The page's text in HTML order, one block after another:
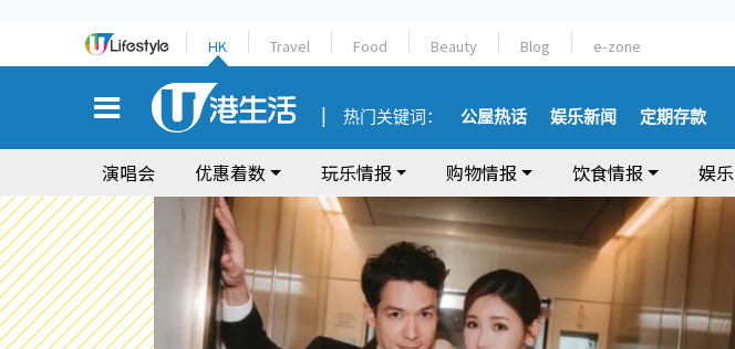
HK Travel Food Beauty Blog e-zone
热门关键词： 公屋热话 娱乐新闻 定期存款
演唱会 优惠着数 玩乐情报 购物情报 饮食情报 娱乐